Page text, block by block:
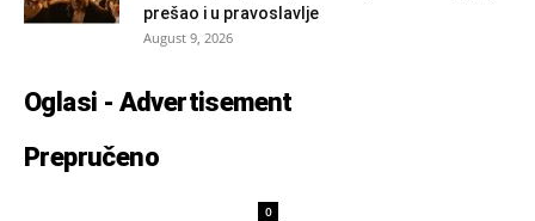
prešao i u pravoslavlje
August 9, 2026
Oglasi - Advertisement
Prepručeno
0